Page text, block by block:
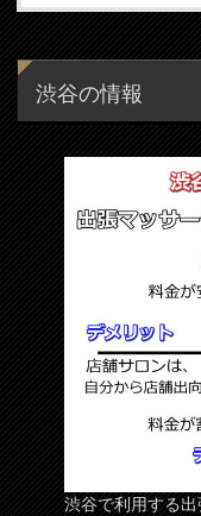
渋谷の情報
渋谷で利用する